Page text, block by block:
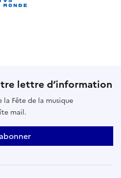
lettre d’information
la Fête de la musique
mail.